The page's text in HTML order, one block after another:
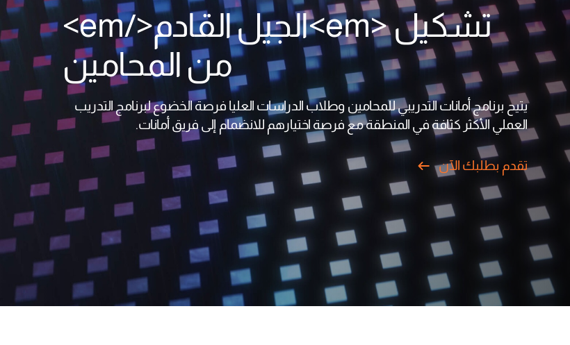
تشكيل <em>الجيل القادم</em>
من المحامين
يتيح برنامج أمانات التدريبي للمحامين وطلاب الدراسات العليا فرصة الخضوع لبرنامج التدريب
العملي الأكثر كثافة في المنطقة مع فرصة اختيارهم للانضمام إلى فريق أمانات.
تقدم بطلبك الآن